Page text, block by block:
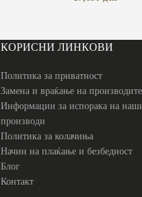
КОРИСНИ ЛИНКОВИ
Политика за приватност
Замена и враќање на производите
Информации за испорака на
производи
Политика за колачиња
Начин на плаќање и безбедност
Блог
Контакт